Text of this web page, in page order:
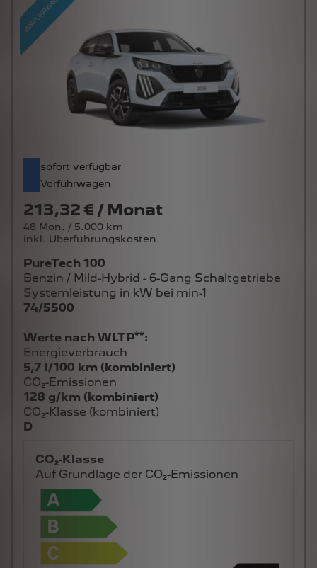
sofort verfügbar
Vorführwagen
213,32 € / Monat
48 Mon. / 5.000 km
inkl. Überführungskosten
PureTech 100
Benzin / Mild-Hybrid - 6-Gang Schaltgetriebe
Systemleistung in kW bei min-1
74/5500
Werte nach WLTP**:
Energieverbrauch
5,7 l/100 km (kombiniert)
CO₂-Emissionen
128 g/km (kombiniert)
CO₂-Klasse (kombiniert)
D
CO₂-Klasse
Auf Grundlage der CO₂-Emissionen